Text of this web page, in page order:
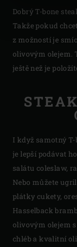
Dobrý T-bone
Takže pokud
z možností je
olivovým olejem.
ještě než je
I když samotný
je lepší podávat
salátu coleslaw,
Nebo můžete
plátky cukety,
Hasselback
olivovým olejem
chléb a kvalitní